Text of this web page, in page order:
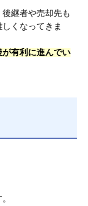
継者や売却先も
くなってきま
有利に進んでい